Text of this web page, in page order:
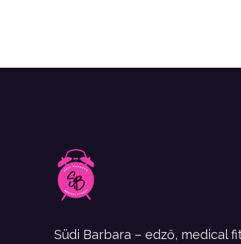
Südi Barbara – edző, medical